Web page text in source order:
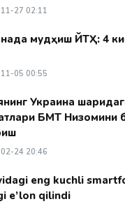
27 02:11
мудҳиш ЙТҲ: 4
05 00:55
Украина
БМТ Низомини
24 20:46
eng kuchli
e’lon qilindi